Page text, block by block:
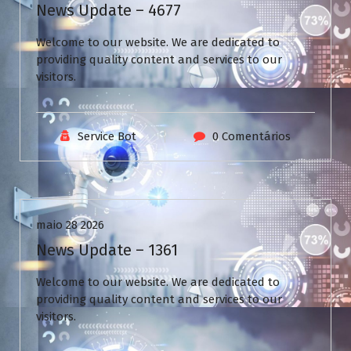
News Update – 4677
Welcome to our website. We are dedicated to
providing quality content and services to our
visitors.
Service Bot 0 Comentários
Uncategorized
maio 28 2026
News Update – 1361
Welcome to our website. We are dedicated to
providing quality content and services to our
visitors.